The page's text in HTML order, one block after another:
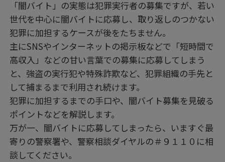
「闇バイト」の実態は犯罪実行者の募集ですが、若い
世代を中心に闇バイトに応募し、取り返しのつかない
犯罪に加担するケースが後をたちません。
主にSNSやインターネットの掲示板などで「短時間で
高収入」などの甘い言葉での募集に応募してしまう
と、強盗の実行犯や特殊詐欺など、犯罪組織の手先と
して捕まるまで利用され続けます。
犯罪に加担するまでの手口や、闇バイト募集を見破る
ポイントなどを解説します。
万が一、闇バイトに応募してしまったら、いますぐ最
寄りの警察署や、警察相談ダイヤルの＃９１１０に相
談してください。